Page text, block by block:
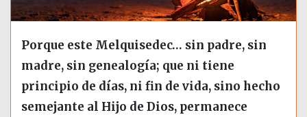
Porque este Melquisedec… sin padre, sin
madre, sin genealogía; que ni tiene
principio de días, ni fin de vida, sino hecho
semejante al Hijo de Dios, permanece